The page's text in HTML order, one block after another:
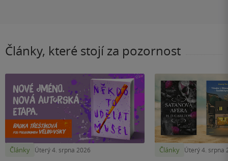
Články, které stojí za pozornost
Články Úterý 4. srpna 2026 Články Úterý 4. srpna